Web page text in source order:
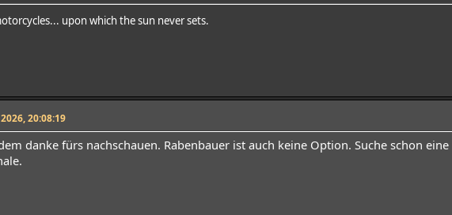
upon which the sun never sets.
20:08:19
danke fürs nachschauen. Rabenbauer ist auch keine Option. Suche schon